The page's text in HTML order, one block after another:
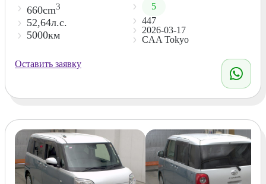
660cm3
52,64л.с.
5000км
5
447
2026-03-17
CAA Tokyo
Оставить заявку